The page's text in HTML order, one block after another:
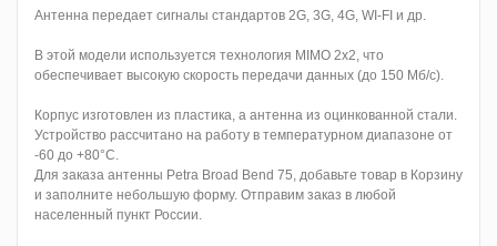
Антенна передает сигналы стандартов 2G, 3G, 4G, WI-FI и др.
В этой модели используется технология MIMO 2x2, что
обеспечивает высокую скорость передачи данных (до 150 Мб/с).
Корпус изготовлен из пластика, а антенна из оцинкованной стали.
Устройство рассчитано на работу в температурном диапазоне от
-60 до +80°C.
Для заказа антенны Petra Broad Bend 75, добавьте товар в Корзину
и заполните небольшую форму. Отправим заказ в любой
населенный пункт России.